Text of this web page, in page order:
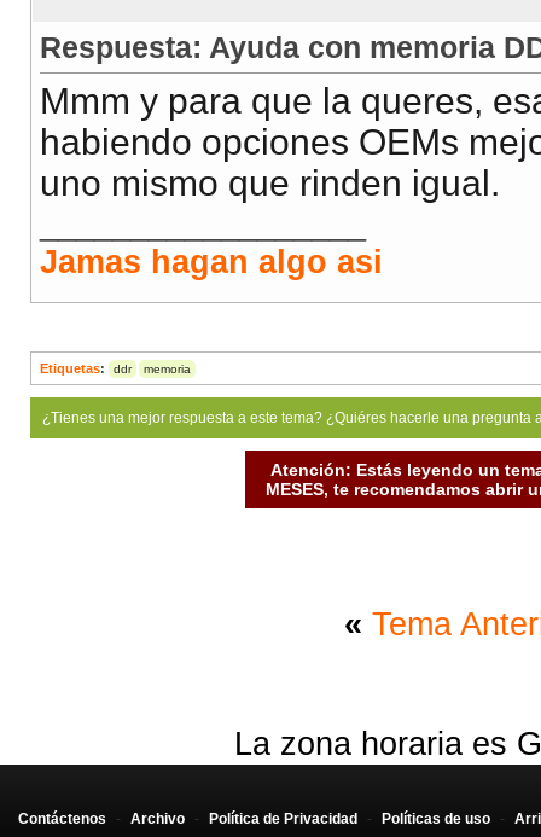
Respuesta: Ayuda con memoria
Mmm y para que la queres,
habiendo opciones OEMs
uno mismo que rinden igual.
Jamas hagan algo asi
Etiquetas: ddr memoria
¿Tienes una mejor respuesta a este tema? ¿Quiéres hacerle una
Atención: Estás leyendo un
MESES, te recomendamos abrir
« Tema
La zona horaria es
Contáctenos - Archivo - Política de Privacidad - Políticas de uso -